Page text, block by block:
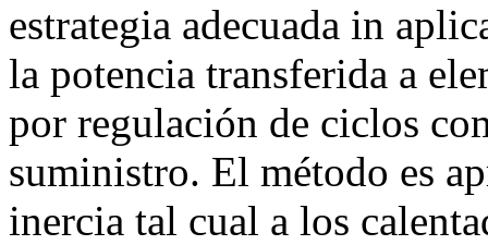
estrategia adecuada in
la potencia transferida a
por regulación de ciclos
suministro. El método es
inercia tal cual a los